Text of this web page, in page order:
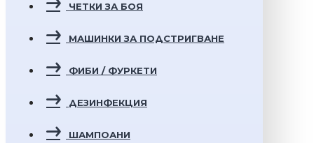
ЧЕТКИ ЗА БОЯ
МАШИНКИ ЗА ПОДСТРИГВАНЕ
ФИБИ / ФУРКЕТИ
ДЕЗИНФЕКЦИЯ
ШАМПОАНИ